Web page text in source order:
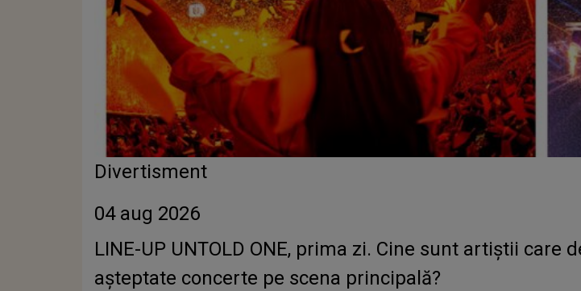
Divertisment
04 aug 2026
LINE-UP UNTOLD ONE, prima zi. Cine sunt artiștii
așteptate concerte pe scena principală?